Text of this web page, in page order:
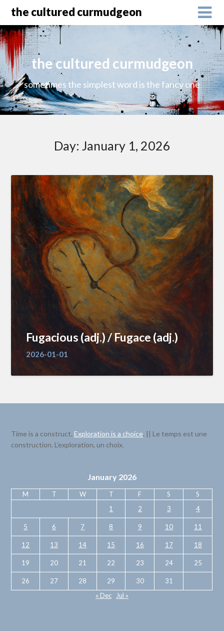
the cultured curmudgeon
the cultured curmudgeon
sometimes the simplest word is the fancy one
Day: January 1, 2026
Fugacious (adj.) / Fugace (adj.)
2026-01-01
Time is a construct.Exploration is a choice. || Le temps est une
construction. L’exploration, un choix.
January 2026
M T W T F S
S
1
2 3 4
5 6 7 8 9 10 11
12 13 14 15 16 17 18
19 20 21 22 23 24 25
26 27 28 29 30
31
« Dec
Jul »